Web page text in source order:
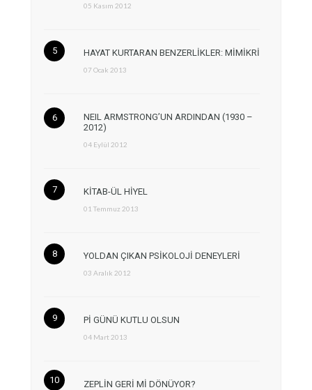
05 Kasım 2012
HAYAT KURTARAN BENZERLİKLER: MİMİKRİ
07 Ocak 2013
NEIL ARMSTRONG’UN ARDINDAN (1930 –
2012)
04 Eylül 2012
KİTAB-ÜL HİYEL
01 Temmuz 2013
YOLDAN ÇIKAN PSİKOLOJİ DENEYLERİ
03 Aralık 2012
Pİ GÜNÜ KUTLU OLSUN
04 Mart 2013
ZEPLİN GERİ Mİ DÖNÜYOR?